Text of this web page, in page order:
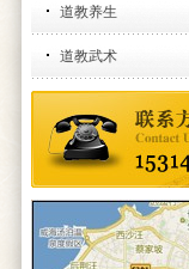
道教养生
道教武术